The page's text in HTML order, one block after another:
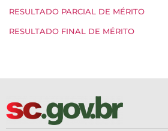
RESULTADO PARCIAL DE MÉRITO
RESULTADO FINAL DE MÉRITO